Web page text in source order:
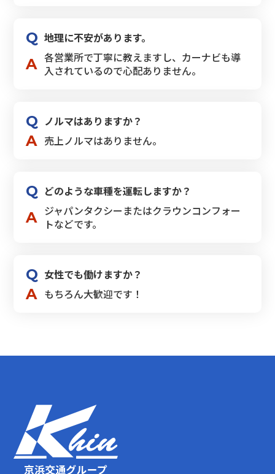
地理に不安があります。
各営業所で丁寧に教えますし、カーナビも導
入されているので心配ありません。
ノルマはありますか？
売上ノルマはありません。
どのような車種を運転しますか？
ジャパンタクシーまたはクラウンコンフォー
トなどです。
女性でも働けますか？
もちろん大歓迎です！